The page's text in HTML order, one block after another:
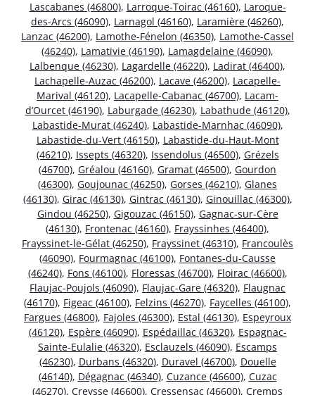
Lascabanes (46800), Larroque-Toirac (46160), Laroque-
des-Arcs (46090), Larnagol (46160), Laramière (46260),
Lanzac (46200), Lamothe-Fénelon (46350), Lamothe-Cassel
(46240), Lamativie (46190), Lamagdelaine (46090),
Lalbenque (46230), Lagardelle (46220), Ladirat (46400),
Lachapelle-Auzac (46200), Lacave (46200), Lacapelle-
Marival (46120), Lacapelle-Cabanac (46700), Lacam-
d’Ourcet (46190), Laburgade (46230), Labathude (46120),
Labastide-Murat (46240), Labastide-Marnhac (46090),
Labastide-du-Vert (46150), Labastide-du-Haut-Mont
(46210), Issepts (46320), Issendolus (46500), Grézels
(46700), Gréalou (46160), Gramat (46500), Gourdon
(46300), Goujounac (46250), Gorses (46210), Glanes
(46130), Girac (46130), Gintrac (46130), Ginouillac (46300),
Gindou (46250), Gigouzac (46150), Gagnac-sur-Cère
(46130), Frontenac (46160), Frayssinhes (46400),
Frayssinet-le-Gélat (46250), Frayssinet (46310), Francoulès
(46090), Fourmagnac (46100), Fontanes-du-Causse
(46240), Fons (46100), Floressas (46700), Floirac (46600),
Flaujac-Poujols (46090), Flaujac-Gare (46320), Flaugnac
(46170), Figeac (46100), Felzins (46270), Faycelles (46100),
Fargues (46800), Fajoles (46300), Estal (46130), Espeyroux
(46120), Espère (46090), Espédaillac (46320), Espagnac-
Sainte-Eulalie (46320), Esclauzels (46090), Escamps
(46230), Durbans (46320), Duravel (46700), Douelle
(46140), Dégagnac (46340), Cuzance (46600), Cuzac
(46270), Creysse (46600), Cressensac (46600), Cremps